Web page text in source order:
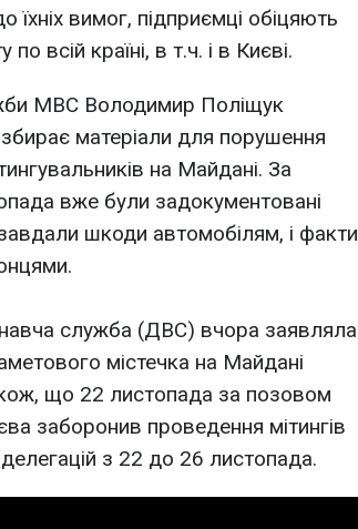
вимог, підприємці обіцяють
всій країні, в т.ч. і в Києві.
МВС Володимир Поліщук
матеріали для порушення
на Майдані. За
вже були задокументовані
шкоди автомобілям, і факти
служба (ДВС) вчора заявляла
містечка на Майдані
що 22 листопада за позовом
заборонив проведення мітингів
з 22 до 26 листопада.